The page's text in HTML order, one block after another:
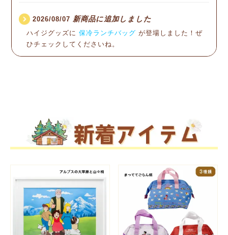
日本以外の国から発送されて
などをご確認の上、ご注意ください。
2026/08/07 新商品に追加しました
ハイジグッズに 保冷ランチバッグ が登場しました！ぜ
ひチェックしてくださいね。
2026/07/17 新商品に追加しました
した！ぜひチェックしてくださいね。
2026/07/10 新商品に追加しました
ハイジグッズに古川紙工の 半袖パジャマ
アップリケハ
ンプバッグが登場しました！ぜひチェックしてください